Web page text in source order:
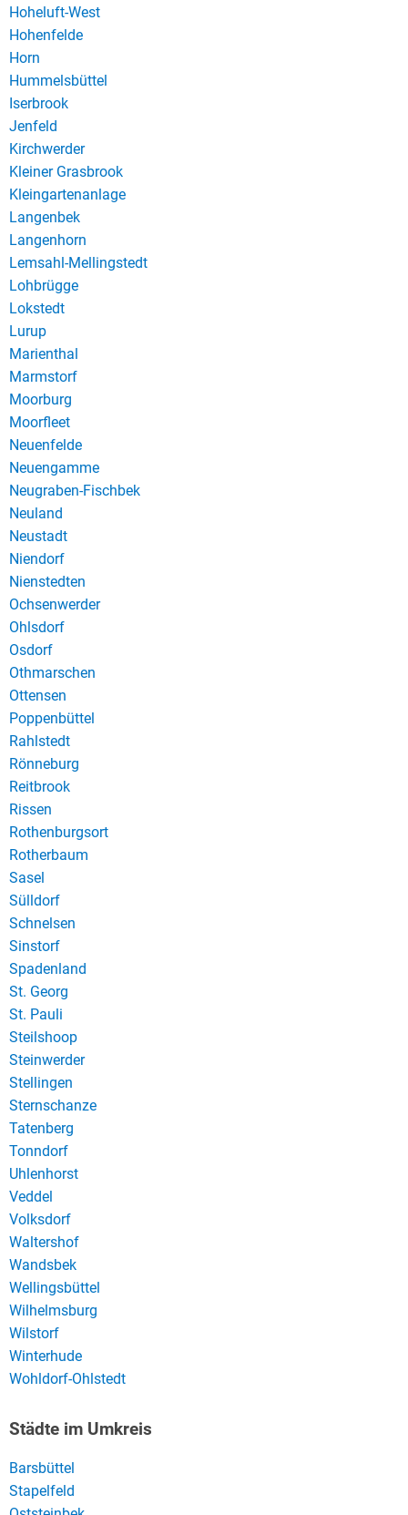
Hoheluft-West
Hohenfelde
Horn
Hummelsbüttel
Iserbrook
Jenfeld
Kirchwerder
Kleiner Grasbrook
Kleingartenanlage
Langenbek
Langenhorn
Lemsahl-Mellingstedt
Lohbrügge
Lokstedt
Lurup
Marienthal
Marmstorf
Moorburg
Moorfleet
Neuenfelde
Neuengamme
Neugraben-Fischbek
Neuland
Neustadt
Niendorf
Nienstedten
Ochsenwerder
Ohlsdorf
Osdorf
Othmarschen
Ottensen
Poppenbüttel
Rahlstedt
Rönneburg
Reitbrook
Rissen
Rothenburgsort
Rotherbaum
Sasel
Sülldorf
Schnelsen
Sinstorf
Spadenland
St. Georg
St. Pauli
Steilshoop
Steinwerder
Stellingen
Sternschanze
Tatenberg
Tonndorf
Uhlenhorst
Veddel
Volksdorf
Waltershof
Wandsbek
Wellingsbüttel
Wilhelmsburg
Wilstorf
Winterhude
Wohldorf-Ohlstedt
Städte im Umkreis
Barsbüttel
Stapelfeld